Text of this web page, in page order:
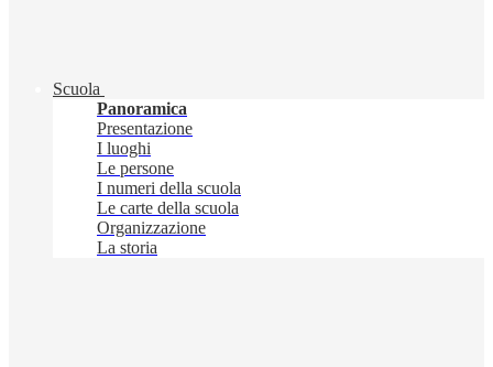
Scuola
Panoramica
Presentazione
I luoghi
Le persone
I numeri della scuola
Le carte della scuola
Organizzazione
La storia